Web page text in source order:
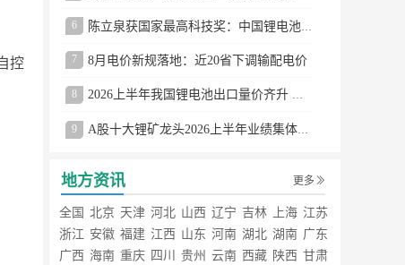
控
6
7 8月电价新规落地：近20省下调输配电价
8 2026上半年我国锂电池出口量价齐升 德国成最大市场
9 A股十大锂矿龙头2026上半年业绩集体大涨
地方资讯 更多
全国 北京 天津 河北 山西 辽宁 吉林 上海 江苏
浙江 安徽 福建 江西 山东 河南 湖北 湖南 广东
广西 海南 重庆 四川 贵州 云南 西藏 陕西 甘肃